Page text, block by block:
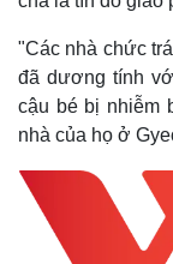
"Các nhà chức
đã dương tính
cậu bé bị nhiễm
nhà của họ ở